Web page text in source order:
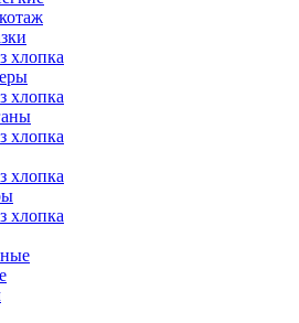
хлопка
хлопка
хлопка
хлопка
хлопка